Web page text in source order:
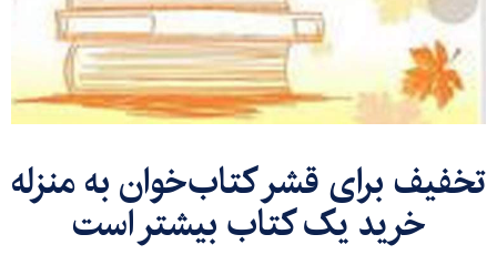
تخفیف برای قشر کتاب‌خوان به منزله
خرید یک کتاب بیشتر است